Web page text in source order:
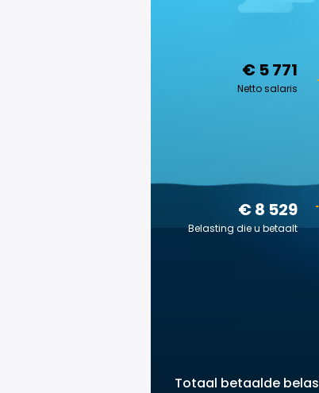
€ 5 771
Netto salaris
€ 8 529
Belasting die u betaalt
Totaal betaalde